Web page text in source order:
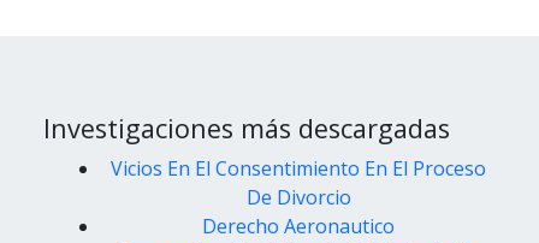
Investigaciones más descargadas
Vicios En El Consentimiento En El Proceso
De Divorcio
Derecho Aeronautico